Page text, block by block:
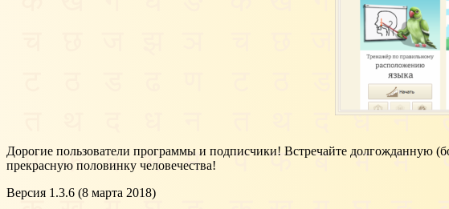
Дорогие пользователи программы и подписчики! Встречайте долгожданную
прекрасную половинку человечества!
Версия 1.3.6 (8 марта 2018)